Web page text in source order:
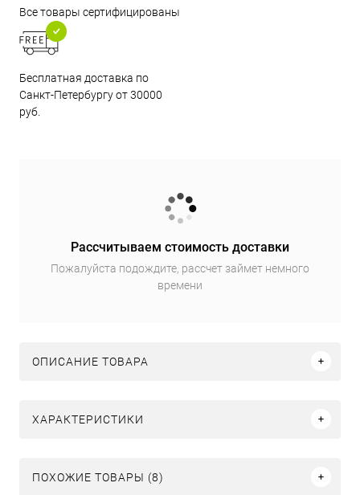
Все товары сертифицированы
Бесплатная доставка по
Санкт-Петербургу от 30000
руб.
Рассчитываем стоимость доставки
Пожалуйста подождите, рассчет займет немного
времени
ОПИСАНИЕ ТОВАРА
ХАРАКТЕРИСТИКИ
ПОХОЖИЕ ТОВАРЫ (8)